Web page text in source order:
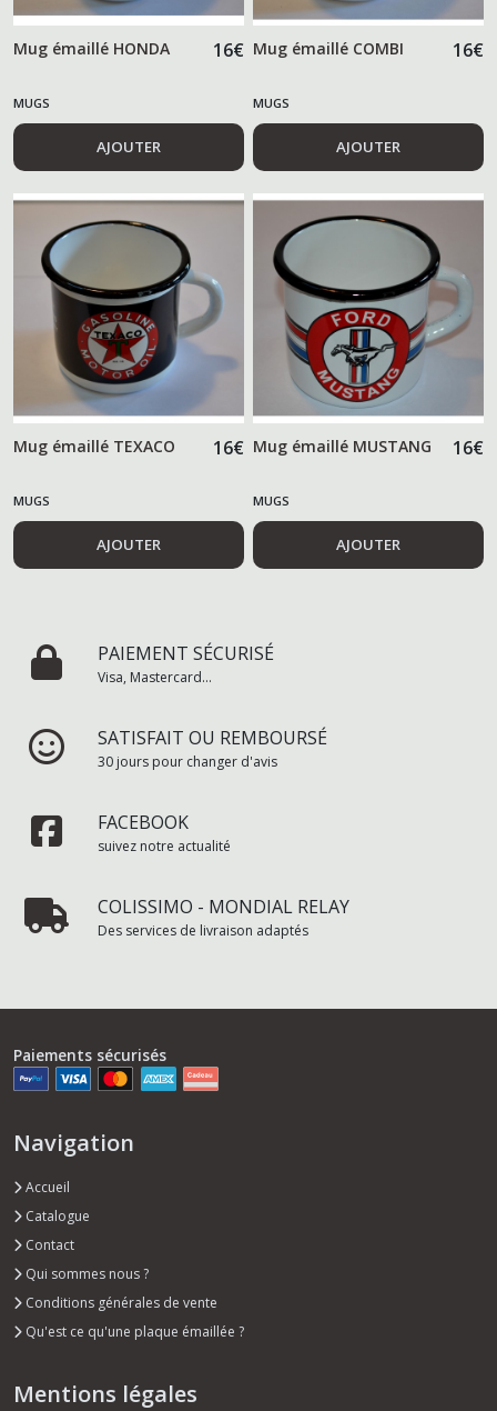
Mug émaillé HONDA 16€
MUGS
AJOUTER
Mug émaillé COMBI 16€
MUGS
AJOUTER
Mug émaillé TEXACO 16€
MUGS
AJOUTER
Mug émaillé MUSTANG 16€
MUGS
AJOUTER
PAIEMENT SÉCURISÉ
Visa, Mastercard...
SATISFAIT OU REMBOURSÉ
30 jours pour changer d'avis
FACEBOOK
suivez notre actualité
COLISSIMO - MONDIAL RELAY
Des services de livraison adaptés
Paiements sécurisés
Navigation
Accueil
Catalogue
Contact
Qui sommes nous ?
Conditions générales de vente
Qu'est ce qu'une plaque émaillée ?
Mentions légales